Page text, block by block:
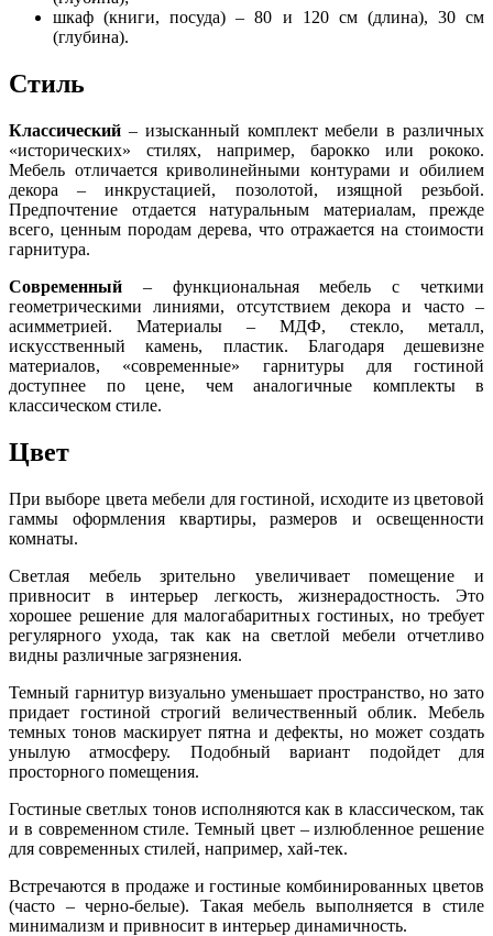
шкаф (книги, посуда) – 80 и 120 см (длина), 30 см
(глубина).
Стиль
Классический – изысканный комплект мебели в различных
«исторических» стилях, например, барокко или рококо.
Мебель отличается криволинейными контурами и обилием
декора – инкрустацией, позолотой, изящной резьбой.
Предпочтение отдается натуральным материалам, прежде
всего, ценным породам дерева, что отражается на стоимости
гарнитура.
Современный – функциональная мебель с четкими
геометрическими линиями, отсутствием декора и часто –
асимметрией. Материалы – МДФ, стекло, металл,
искусственный камень, пластик. Благодаря дешевизне
материалов, «современные» гарнитуры для гостиной
доступнее по цене, чем аналогичные комплекты в
классическом стиле.
Цвет
При выборе цвета мебели для гостиной, исходите из цветовой
гаммы оформления квартиры, размеров и освещенности
комнаты.
Светлая мебель зрительно увеличивает помещение и
привносит в интерьер легкость, жизнерадостность. Это
хорошее решение для малогабаритных гостиных, но требует
регулярного ухода, так как на светлой мебели отчетливо
видны различные загрязнения.
Темный гарнитур визуально уменьшает пространство, но зато
придает гостиной строгий величественный облик. Мебель
темных тонов маскирует пятна и дефекты, но может создать
унылую атмосферу. Подобный вариант подойдет для
просторного помещения.
Гостиные светлых тонов исполняются как в классическом, так
и в современном стиле. Темный цвет – излюбленное решение
для современных стилей, например, хай-тек.
Встречаются в продаже и гостиные комбинированных цветов
(часто – черно-белые). Такая мебель выполняется в стиле
минимализм и привносит в интерьер динамичность.